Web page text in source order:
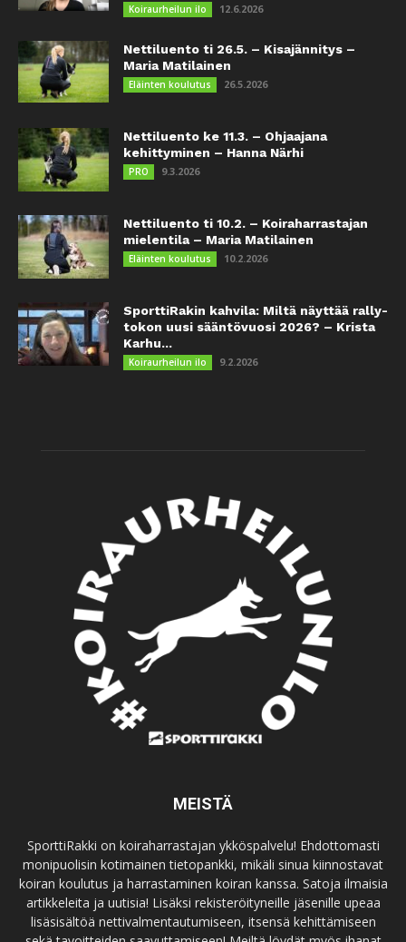
Koiraurheilun ilo 12.6.2026
Nettiluento ti 26.5. – Kisajännitys –
Maria Matilainen
Eläinten koulutus 26.5.2026
Nettiluento ke 11.3. – Ohjaajana
kehittyminen – Hanna Närhi
PRO 9.3.2026
Nettiluento ti 10.2. – Koiraharrastajan
mielentila – Maria Matilainen
Eläinten koulutus 10.2.2026
SporttiRakin kahvila: Miltä näyttää rally-
tokon uusi sääntövuosi 2026? – Krista
Karhu...
Koiraurheilun ilo 9.2.2026
MEISTÄ
SporttiRakki on koiraharrastajan ykköspalvelu! Ehdottomasti
monipuolisin kotimainen tietopankki, mikäli sinua kiinnostavat
koiran koulutus ja harrastaminen koiran kanssa. Satoja ilmaisia
artikkeleita ja uutisia! Lisäksi rekisteröityneille jäsenille upeaa
lisäsisältöä nettivalmentautumiseen, itsensä kehittämiseen